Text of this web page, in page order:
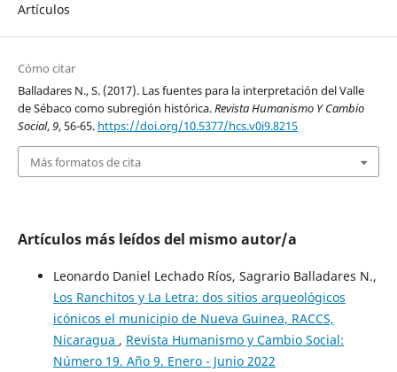
Artículos
Cómo citar
Balladares N., S. (2017). Las fuentes para la interpretación del Valle
de Sébaco como subregión histórica.Revista Humanismo Y Cambio
Social,9, 56-65. https://doi.org/10.5377/hcs.v0i9.8215
Más formatos de cita
Artículos más leídos del mismo autor/a
Leonardo Daniel Lechado Ríos, Sagrario Balladares N.,
Los Ranchitos y La Letra: dos sitios arqueológicos
icónicos el municipio de Nueva Guinea, RACCS,
Nicaragua , Revista Humanismo y Cambio Social:
Número 19. Año 9. Enero - Junio 2022